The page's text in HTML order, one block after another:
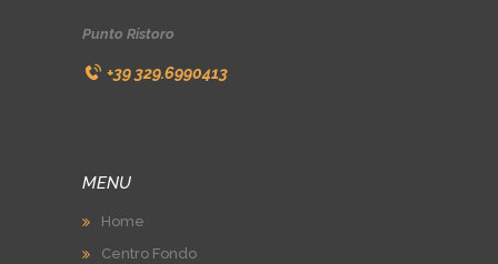
Punto Ristoro
+39 329.6990413
MENU
Home
Centro Fondo